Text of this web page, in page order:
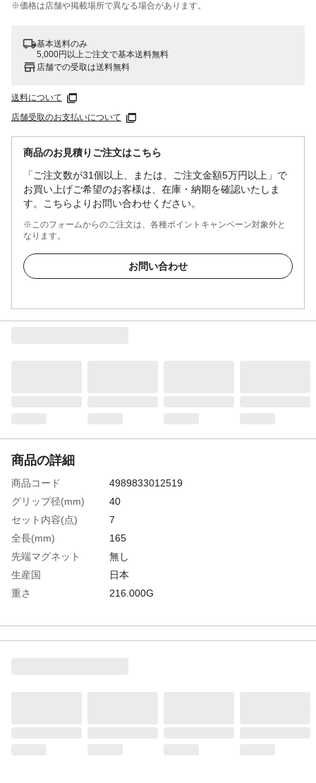
※価格は​店舗や​掲載場所で​異なる​場合が​あります。
基本送料のみ
5,000円以上ご注文で基本送料無料
店舗での受取は送料無料
送料について
店舗受取のお支払いについて
商品のお見積りご注文はこちら
「ご注文数が31個以上、または、ご注文金額5万円以上」で
お買い上げご希望のお客様は、在庫・納期を確認いたしま
す。こちらよりお問い合わせください。
※このフォームからのご注文は、各種ポイントキャンペーン対象外と
なります。
お問い合わせ
商品の詳細
商品コード
4989833012519
グリップ径(mm)
40
セット内容(点)
7
全長(mm)
165
先端マグネット
無し
生産国
日本
重さ
216.000G
材質2
グリップ：樹脂